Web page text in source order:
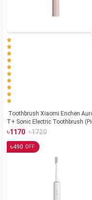
Toothbrush Xiaomi Enchen Aurora
T+ Sonic Electric Toothbrush
Color)
৳1170 ৳1720
৳490 OFF